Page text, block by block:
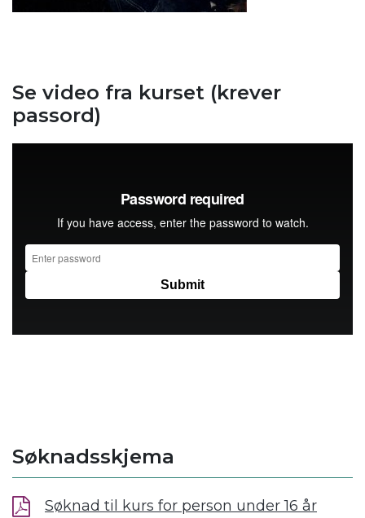
Se video fra kurset (krever
passord)
Søknadsskjema
Søknad til kurs for person under 16 år